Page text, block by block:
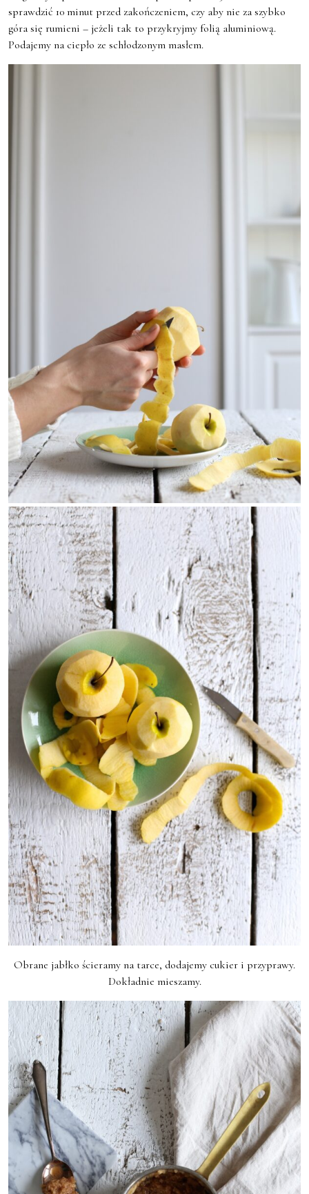
sprawdzić 10 minut przed zakończeniem, czy aby nie za szybko
góra się rumieni – jeżeli tak to przykryjmy folią aluminiową.
Podajemy na ciepło ze schłodzonym masłem.
Obrane jabłko ścieramy na tarce, dodajemy cukier i przyprawy.
Dokładnie mieszamy.